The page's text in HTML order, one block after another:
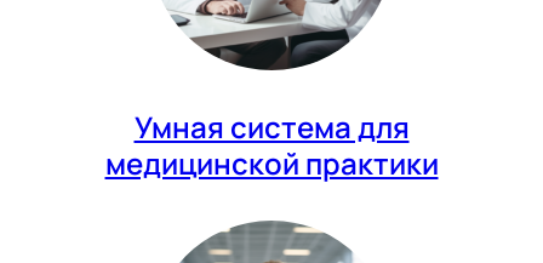
Умная система для
медицинской практики